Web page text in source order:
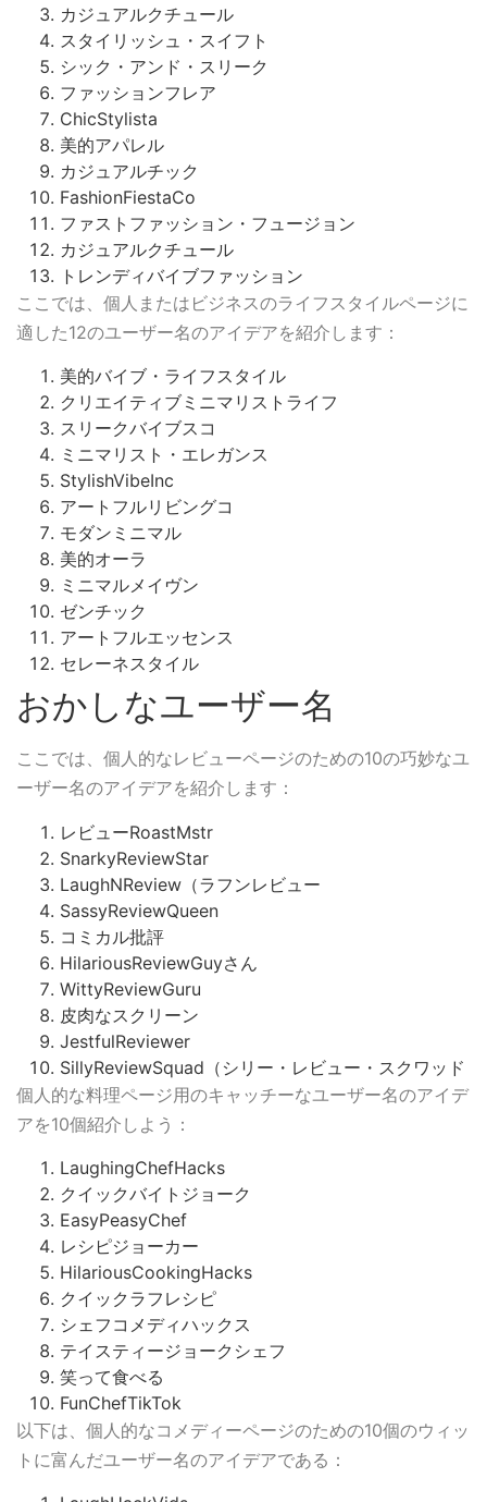
カジュアルクチュール
スタイリッシュ・スイフト
シック・アンド・スリーク
ファッションフレア
ChicStylista
美的アパレル
カジュアルチック
FashionFiestaCo
ファストファッション・フュージョン
カジュアルクチュール
トレンディバイブファッション
ここでは、個人またはビジネスのライフスタイルページに
適した12のユーザー名のアイデアを紹介します：
美的バイブ・ライフスタイル
クリエイティブミニマリストライフ
スリークバイブスコ
ミニマリスト・エレガンス
StylishVibeInc
アートフルリビングコ
モダンミニマル
美的オーラ
ミニマルメイヴン
ゼンチック
アートフルエッセンス
セレーネスタイル
おかしなユーザー名
ここでは、個人的なレビューページのための10の巧妙なユ
ーザー名のアイデアを紹介します：
レビューRoastMstr
SnarkyReviewStar
LaughNReview（ラフンレビュー
SassyReviewQueen
コミカル批評
HilariousReviewGuyさん
WittyReviewGuru
皮肉なスクリーン
JestfulReviewer
SillyReviewSquad（シリー・レビュー・スクワッド
個人的な料理ページ用のキャッチーなユーザー名のアイデ
アを10個紹介しよう：
LaughingChefHacks
クイックバイトジョーク
EasyPeasyChef
レシピジョーカー
HilariousCookingHacks
クイックラフレシピ
シェフコメディハックス
テイスティージョークシェフ
笑って食べる
FunChefTikTok
以下は、個人的なコメディーページのための10個のウィッ
トに富んだユーザー名のアイデアである：